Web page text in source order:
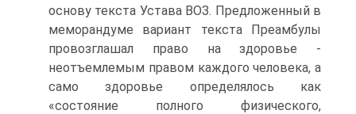
основу текста Устава ВОЗ. Предложенный в
меморандуме вариант текста Преамбулы
провозглашал право на здоровье -
неотъемлемым правом каждого человека, а
само здоровье определялось как
«состояние полного физического,